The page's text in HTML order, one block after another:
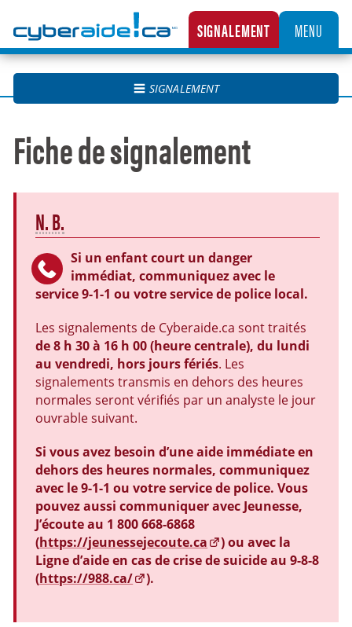
LA CENTRALE CANADIENNE DE SIGNALEMENT DES CAS D’EXPLOITATION SEXUELLE
SIGNALEMENT MENU
SIGNALEMENT
Fiche de signalement
N. B.
Si un enfant court un danger
immédiat, communiquez avec le
service 9-1-1 ou votre service de police local.
Les signalements de Cyberaide.ca sont traités
de 8 h 30 à 16 h 00 (heure centrale), du lundi
au vendredi, hors jours fériés. Les
signalements transmis en dehors des heures
normales seront vérifiés par un analyste le jour
ouvrable suivant.
Si vous avez besoin d’une aide immédiate en
dehors des heures normales, communiquez
avec le 9-1-1 ou votre service de police. Vous
pouvez aussi communiquer avec Jeunesse,
J’écoute au 1 800 668-6868
(https://jeunessejecoute.ca
) ou avec la
Ligne d’aide en cas de crise de suicide au 9-8-8
(https://988.ca/ ).